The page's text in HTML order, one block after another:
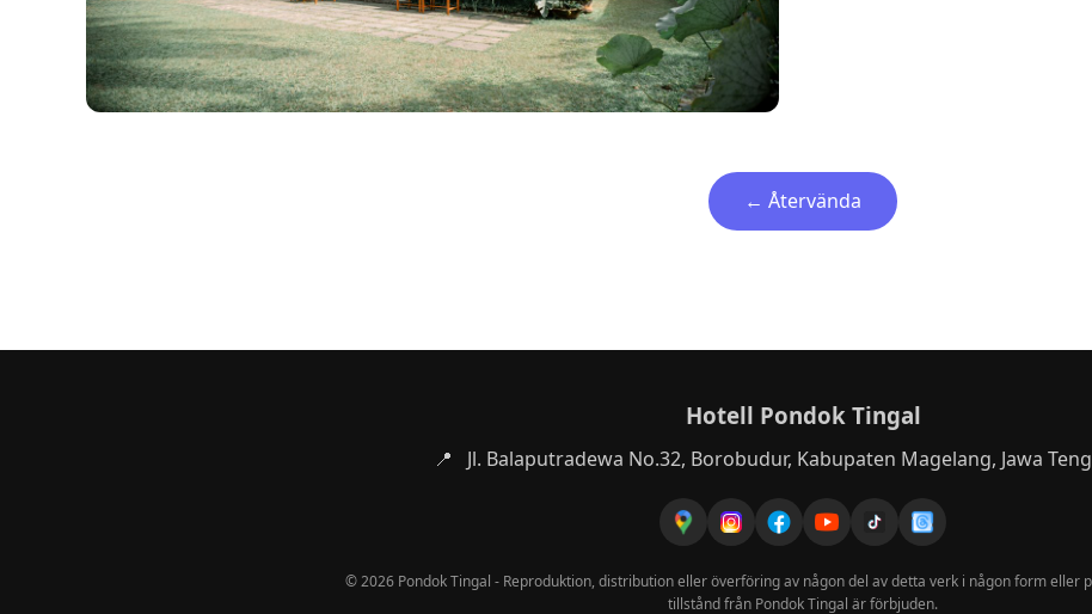
← Återvända
Hotell Pondok Tingal
📍 Jl. Balaputradewa No.32, Borobudur, Kabupaten Magelang, Jawa
© 2026 Pondok Tingal - Reproduktion, distribution eller överföring av någon del av detta verk i någon form eller
tillstånd från Pondok Tingal är förbjuden.